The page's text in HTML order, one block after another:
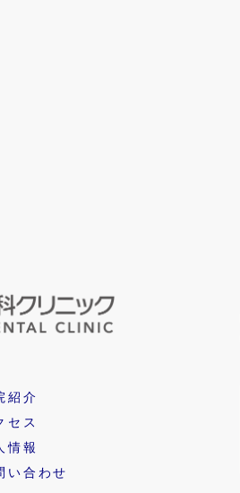
紹介
セス
情報
い合わせ